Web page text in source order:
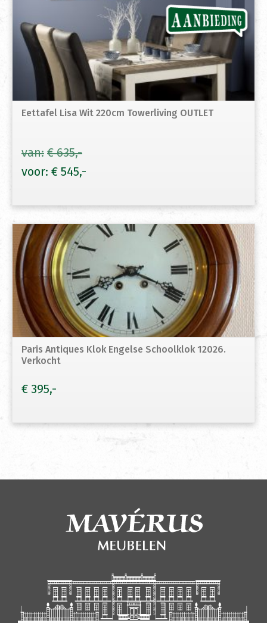
Eettafel Lisa Wit 220cm Towerliving OUTLET
€635
Oorspronkelijke
was:
€ 635.
€ 545
is:
€
Paris Antiques Klok Engelse Schoolklok 12026.
Verkocht
€ 395